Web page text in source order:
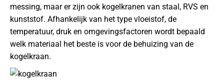
messing, maar er zijn ook kogelkranen van staal, RVS en
kunststof. Afhankelijk van het type vloeistof, de
temperatuur, druk en omgevingsfactoren wordt bepaald
welk materiaal het beste is voor de behuizing van de
kogelkraan.